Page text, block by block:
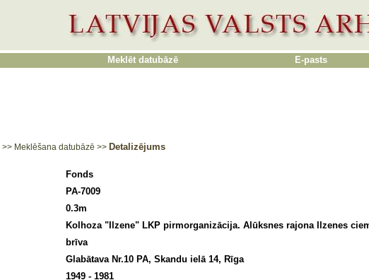
Meklēt datubāzē E-pasts
>> Meklēšana datubāzē >> Detalizējums
Fonds
PA-7009
0.3m
Kolhoza "Ilzene" LKP pirmorganizācija. Alūksnes rajona Ilzenes
brīva
Glabātava Nr.10 PA, Skandu ielā 14, Rīga
1949 - 1981